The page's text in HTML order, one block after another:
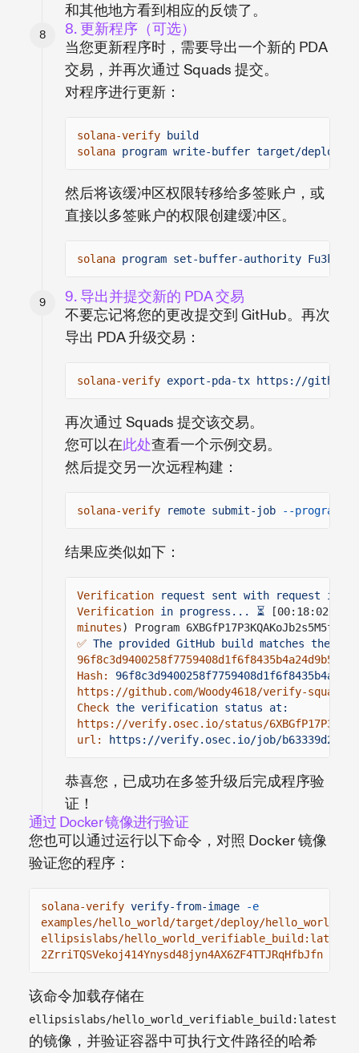
和其他地方看到相应的反馈了。
8. 更新程序（可选）
当您更新程序时，需要导出一个新的 PDA
交易，并再次通过 Squads 提交。
对程序进行更新：
solana-verify
build
solana program write-buffer target/deploy/
然后将该缓冲区权限转移给多签账户，或
直接以多签账户的权限创建缓冲区。
solana program set-buffer-authority
9. 导出并提交新的 PDA 交易
不要忘记将您的更改提交到 GitHub。再次
导出 PDA 升级交易：
solana-verify export-pda-tx https://
再次通过 Squads 提交该交易。
您可以在此处查看一个示例交易。
然后提交另一次远程构建：
solana-verify remote submit-job --program-id
结果应类似如下：
Verification
request sent with request id:
Verification in progress... ⏳
[00:18:02] ✅
minutes) Program
✅ The provided GitHub build matches the
Hash:
https://github.com/Woody4618/verify-squads/
Check the verification status at:
https://verify.osec.io/status/
url:
https://verify.osec.io/job/b63339d2-
恭喜您，已成功在多签升级后完成程序验
证！
通过 Docker 镜像进行验证
您也可以通过运行以下命令，对照 Docker 镜像
验证您的程序：
solana-verify verify-from-image
-e
examples/hello_world/target/deploy/hello_world.so
ellipsislabs/hello_world_verifiable_build:latest
2ZrriTQSVekoj414Ynysd48jyn4AX6ZF4TTJRqHfbJfn
该命令加载存储在
ellipsislabs/hello_world_verifiable_build:latest
的镜像，并验证容器中可执行文件路径的哈希